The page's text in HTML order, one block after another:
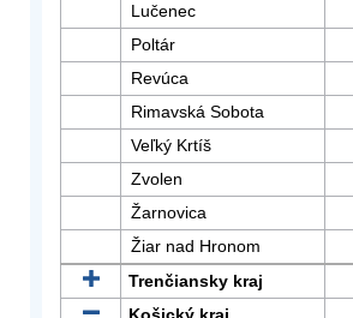
Lučenec
Poltár
Revúca
Rimavská Sobota
Veľký Krtíš
Zvolen
Žarnovica
Žiar nad Hronom
Trenčiansky kraj